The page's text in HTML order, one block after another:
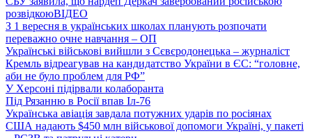
розвідкоюВІДЕО
З 1 вересня в українських школах планують розпочати
переважно очне навчання – ОП
Українські військові вийшли з Сєвєродонецька – журналіст
Кремль відреагував на кандидатство України в ЄС: “головне,
аби не було проблем для РФ”
У Херсоні підірвали колаборанта
Під Рязанню в Росії впав Іл-76
Українська авіація завдала потужних ударів по росіянах
США надають $450 млн військової допомоги Україні, у пакеті